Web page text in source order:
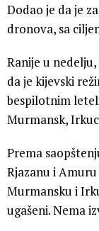
Dodao je da je
dronova, sa
Ranije u
da je kijevski
bespilotnim
Murmansk,
Prema
Rjazanu i
Murmansku i
ugašeni. Nema